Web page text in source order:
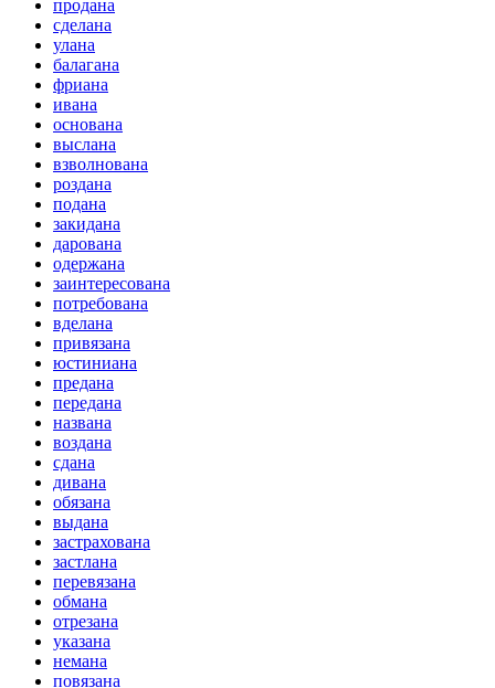
продана
сделана
улана
балагана
фриана
ивана
основана
выслана
взволнована
роздана
подана
закидана
дарована
одержана
заинтересована
потребована
вделана
привязана
юстиниана
предана
передана
названа
воздана
сдана
дивана
обязана
выдана
застрахована
застлана
перевязана
обмана
отрезана
указана
немана
повязана